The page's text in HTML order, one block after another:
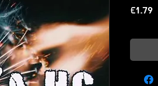
€1.79価